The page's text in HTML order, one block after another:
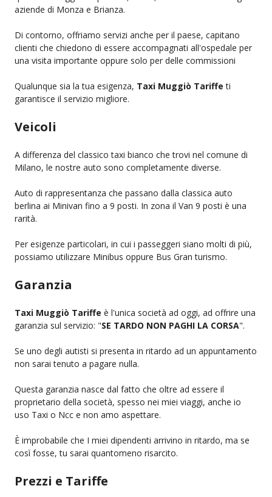
aziende di Monza e Brianza.
Di contorno, offriamo servizi anche per il paese, capitano
clienti che chiedono di essere accompagnati all'ospedale per
una visita importante oppure solo per delle commissioni
Qualunque sia la tua esigenza, Taxi Muggiò Tariffe ti
garantisce il servizio migliore.
Veicoli
A differenza del classico taxi bianco che trovi nel comune di
Milano, le nostre auto sono completamente diverse.
Auto di rappresentanza che passano dalla classica auto
berlina ai Minivan fino a 9 posti. In zona il Van 9 posti è una
rarità.
Per esigenze particolari, in cui i passeggeri siano molti di più,
possiamo utilizzare Minibus oppure Bus Gran turismo.
Garanzia
Taxi Muggiò Tariffe è l'unica società ad oggi, ad offrire una
garanzia sul servizio: "SE TARDO NON PAGHI LA CORSA".
Se uno degli autisti si presenta in ritardo ad un appuntamento
non sarai tenuto a pagare nulla.
Questa garanzia nasce dal fatto che oltre ad essere il
proprietario della società, spesso nei miei viaggi, anche io
uso Taxi o Ncc e non amo aspettare.
È improbabile che I miei dipendenti arrivino in ritardo, ma se
così fosse, tu sarai quantomeno risarcito.
Prezzi e Tariffe